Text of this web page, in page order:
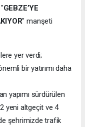
GEBZE’YE
" manşeti
yer verdi;
bir yatırımı daha
yapımı sürdürülen
yeni altgeçit ve 4
şehrimizde trafik